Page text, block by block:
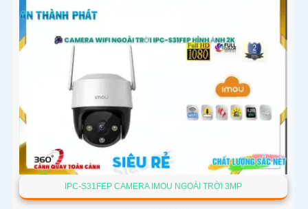
IPC-S31FEP CAMERA IMOU NGOÀI TRỜI 3MP